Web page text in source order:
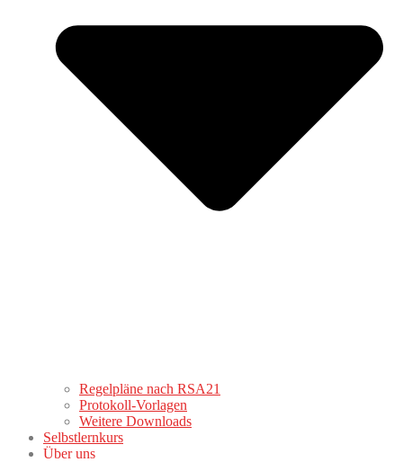
Regelpläne nach RSA21
Protokoll-Vorlagen
Weitere Downloads
Selbstlernkurs
Über uns